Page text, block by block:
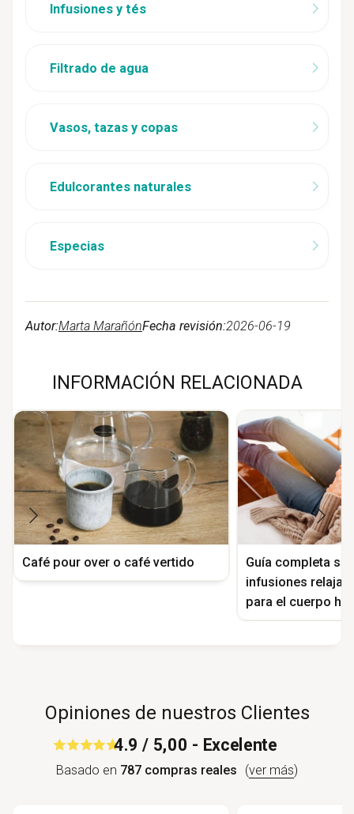
Infusiones y tés
Filtrado de agua
Vasos, tazas y copas
Edulcorantes naturales
Especias
Autor:Marta MarañónFecha revisión:2026-06-19
INFORMACIÓN RELACIONADA
Café pour over o café vertido
Guía completa
infusiones
para el cuerpo
Opiniones de nuestros Clientes
4.9 / 5,00 - Excelente
Basado en 787 compras reales (ver más)